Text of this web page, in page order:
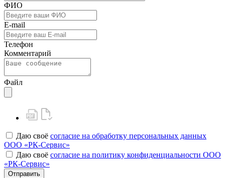
ФИО
E-mail
Телефон
Комментарий
Файл
Даю своё согласие на обработку персональных данных
ООО «РК-Сервис»
Даю своё согласие на политику конфиденциальности ООО
«РК-Сервис»
Отправить